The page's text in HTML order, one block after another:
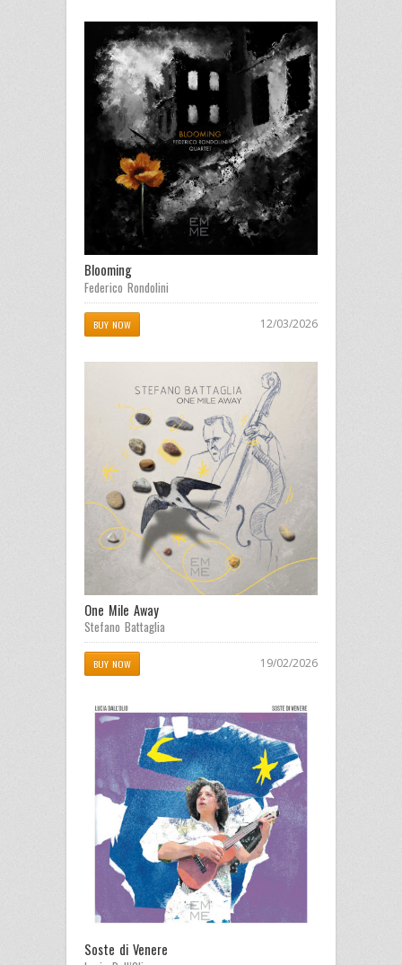
Blooming
Federico Rondolini
BUY NOW 12/03/2026
One Mile Away
Stefano Battaglia
BUY NOW 19/02/2026
Soste di Venere